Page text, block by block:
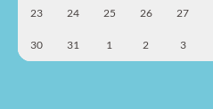
23 24 25 26 27
30 31 1 2 3